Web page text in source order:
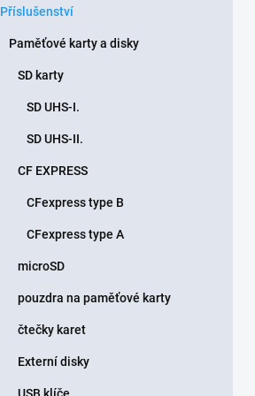
Příslušenství
Paměťové karty a disky
SD karty
SD UHS-I.
SD UHS-II.
CF EXPRESS
CFexpress type B
CFexpress type A
microSD
pouzdra na paměťové karty
čtečky karet
Externí disky